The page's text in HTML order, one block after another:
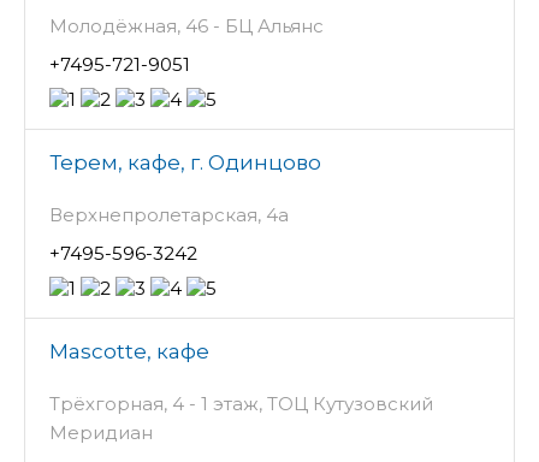
Молодёжная, 46 - БЦ Альянс
+7495-721-9051
Терем, кафе, г. Одинцово
Верхнепролетарская, 4а
+7495-596-3242
Mascotte, кафе
Трёхгорная, 4 - 1 этаж, ТОЦ Кутузовский
Меридиан